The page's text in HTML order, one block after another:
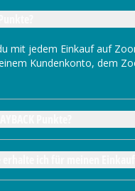
mit jedem Einkauf auf
Kundenkonto, dem